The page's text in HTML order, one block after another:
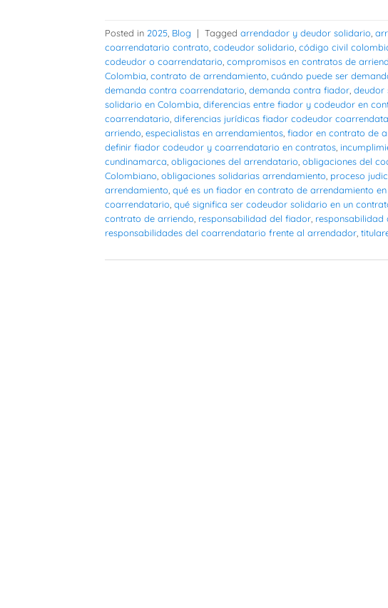
Posted in 2025 Blog | Tagged arrendador y deudor solidario
coarrendatario contrato codeudor solidario código civil
codeudor o coarrendatario compromisos en contratos de
Colombia contrato de arrendamiento cuándo puede ser
demanda contra coarrendatario demanda contra fiador deudor
solidario en Colombia diferencias entre fiador y codeudor en
coarrendatario diferencias jurídicas fiador codeudor
arriendo especialistas en arrendamientos fiador en contrato de
definir fiador codeudor y coarrendatario en contratos
cundinamarca obligaciones del arrendatario obligaciones del
Colombiano obligaciones solidarias arrendamiento proceso
arrendamiento qué es un fiador en contrato de arrendamiento
coarrendatario qué significa ser codeudor solidario en un
contrato de arriendo responsabilidad del fiador responsabilidad
responsabilidades del coarrendatario frente al arrendador